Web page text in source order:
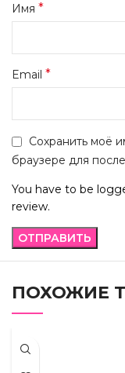
Имя *
Email *
Сохранить моё
браузере для
You have to be
review.
ПОХОЖИЕ